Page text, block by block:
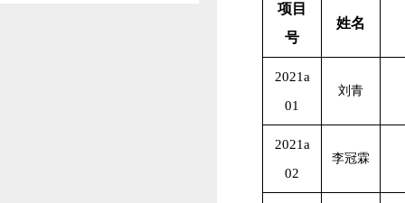
项目
号
姓名
2021a
01
刘青
2021a
02
李冠霖